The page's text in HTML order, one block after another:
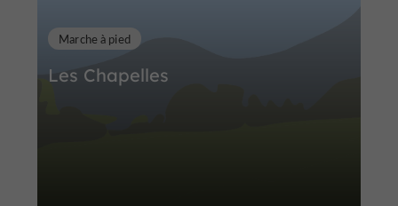
Les Chapelles
Marche à pied